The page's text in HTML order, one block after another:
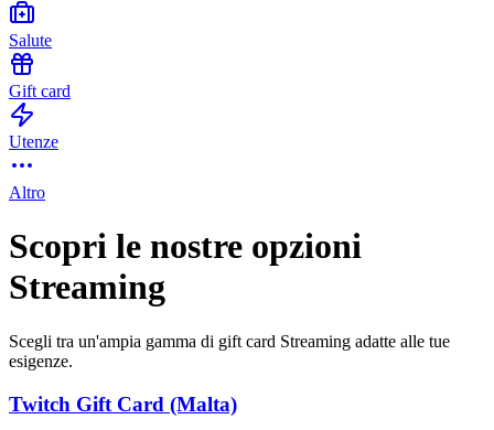
Salute
Gift card
Utenze
Altro
Scopri le nostre opzioni
Streaming
Scegli tra un'ampia gamma di gift card Streaming adatte alle tue
esigenze.
Twitch Gift Card (Malta)